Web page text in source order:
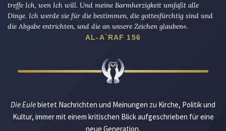
treffe Ich, wen Ich will. Und meine Barmherzigkeit umfaßt alle
Dinge. Ich werde sie für die bestimmen, die gottesfürchtig sind und
die Abgabe entrichten, und die an unsere Zeichen glauben«.
AL-A`RAF 156
Die Eulebietet Nachrichten und Meinungen zu Kirche, Politik und
Kultur, immer mit einem kritischen Blick aufgeschrieben für eine
neue Generation.